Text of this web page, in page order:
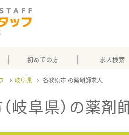
初めての方 求人検索
岐阜県 各務原市
岐阜県） の薬剤